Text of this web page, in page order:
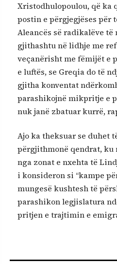
Xristodhulopoulou, që ka
postin e përgjegjëses për
Aleancës së radikalëve
gjithashtu në lidhje me
veçanërisht me fëmijët e
e luftës, se Greqia do të
gjitha konventat
parashikojnë mikpritje e
nuk janë zbatuar kurrë,
Ajo ka theksuar se duhet
përgjithmonë qendrat, ku
nga zonat e nxehta të
i konsideron si “kampe
mungesë kushtesh të
parashikon legjislatura
pritjen e trajtimin e